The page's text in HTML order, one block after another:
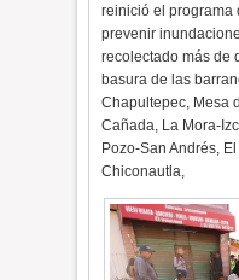
reinició el programa
prevenir
recolectado más de
basura de las
Chapultepec, Mesa
Cañada, La Mora-
Pozo-San Andrés,
Chiconautla,